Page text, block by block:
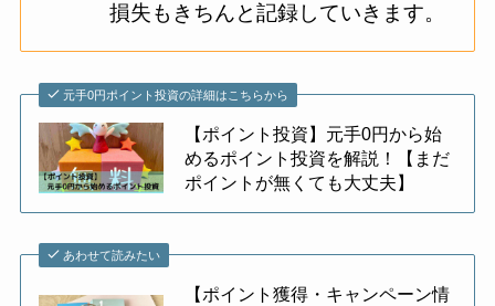
損失もきちんと記録していきます。
元手0円ポイント投資の詳細はこちらから
【ポイント投資】元手0円から始
めるポイント投資を解説！【まだ
ポイントが無くても大丈夫】
あわせて読みたい
【ポイント獲得・キャンペーン情